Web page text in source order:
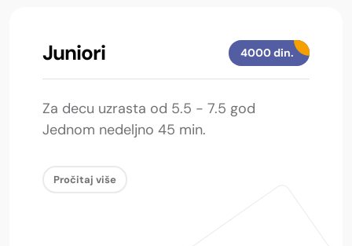
Juniori 4000 din.
Za decu uzrasta od 5.5 - 7.5 god
Jednom nedeljno 45 min.
Pročitaj više